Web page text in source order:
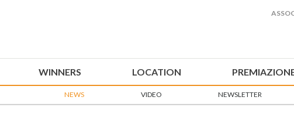
WINNERS LOCATION
NEWS VIDEO NEWSLETTER